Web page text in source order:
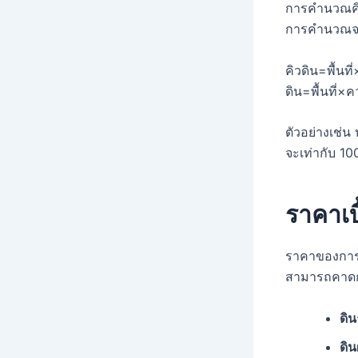
การคำนวณ
การคำนวณ
คิวดิน=พื้นที่
ดิน=พื้นที่×ค
ตัวอย่างเช่
จะเท่ากับ
ราคา
ราคาของก
สามารถคา
ดิ
ดิ